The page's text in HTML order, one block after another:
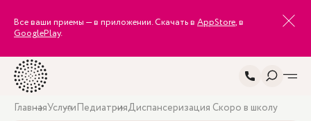
Все ваши приемы — в приложении. Скачать в AppStore, в
GooglePlay.
ГлавнаяУслугиПедиатрияДиспансеризация Скоро в школу